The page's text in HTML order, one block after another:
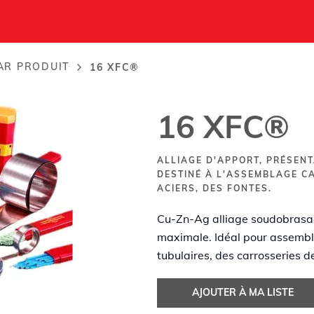
PRODUIT 16 XFC®
16 XFC®
ALLIAGE D'APPORT,
DESTINÉ À L'ASSEMBLAGE
ACIERS, DES FONTES.
Cu-Zn-Ag alliage
maximale. Idéal pour
tubulaires, des carrosseries
AJOUTER À MA LISTE